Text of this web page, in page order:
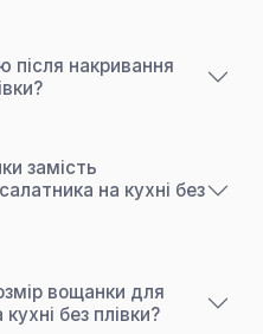
після накривання
замість
на кухні без
вощанки для
без плівки?